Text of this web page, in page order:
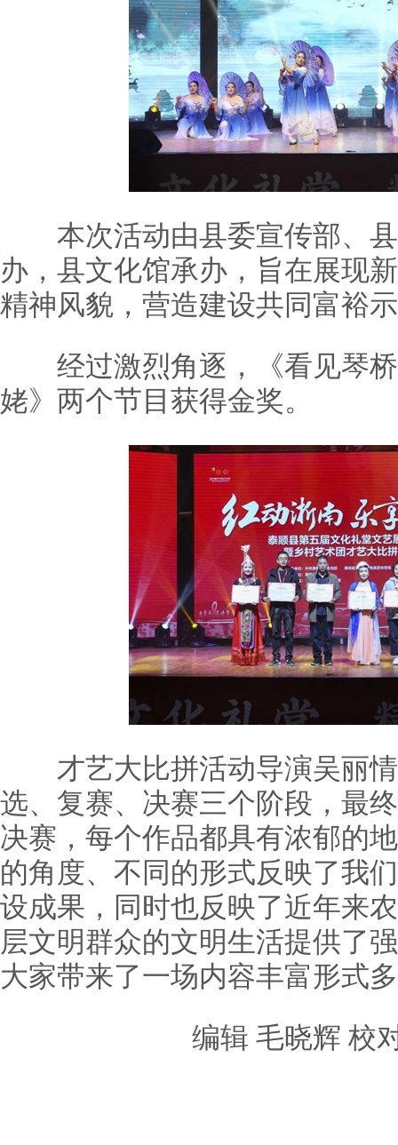
本次活动由县委宣传部、县
办，县文化馆承办，旨在展现
精神风貌，营造建设共同富裕
经过激烈角逐，《看见琴桥
姥》两个节目获得金奖。
才艺大比拼活动导演吴丽情
选、复赛、决赛三个阶段，最
决赛，每个作品都具有浓郁的
的角度、不同的形式反映了我
设成果，同时也反映了近年来
层文明群众的文明生活提供了
大家带来了一场内容丰富形式
编辑 毛晓辉 校